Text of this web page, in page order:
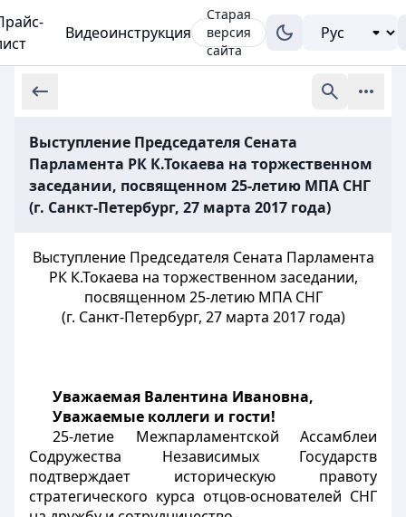
Видеоинструкция
Старая
версия
сайта
Выступление Председателя Сената
Парламента РК К.Токаева на торжественном
заседании, посвященном 25-летию МПА СНГ
(г. Санкт-Петербург, 27 марта 2017 года)
Выступление Председателя Сената Парламента
РК К.Токаева на торжественном заседании,
посвященном 25-летию МПА СНГ
(г. Санкт-Петербург, 27 марта 2017 года)
Уважаемая Валентина Ивановна,
Уважаемые коллеги и гости!
25-летие Межпарламентской Ассамблеи
Содружества Независимых Государств
подтверждает историческую правоту
стратегического курса отцов-основателей СНГ